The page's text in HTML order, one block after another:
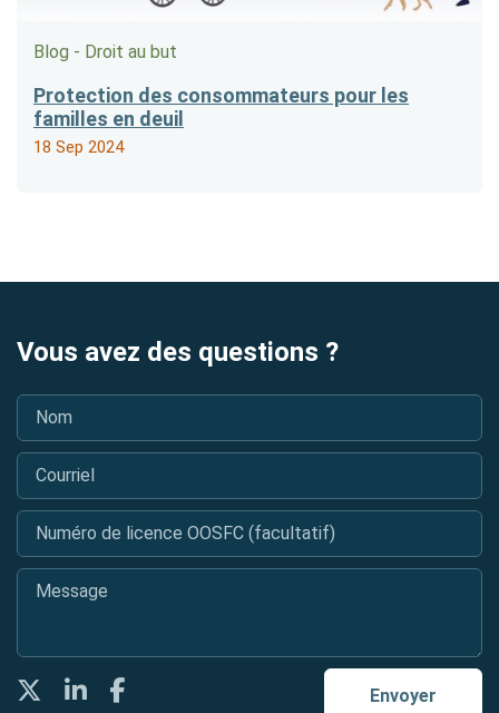
Blog - Droit au but
Protection des consommateurs pour les
familles en deuil
18 Sep 2024
Vous avez des questions ?
Nom
Courriel
Numéro de licence OOSFC (facultatif)
Message
Envoyer
TwitterLinkedInFacebook